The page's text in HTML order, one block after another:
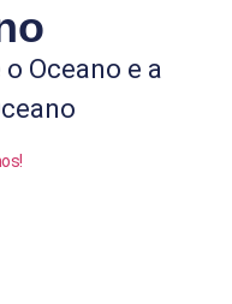
Oceano e a